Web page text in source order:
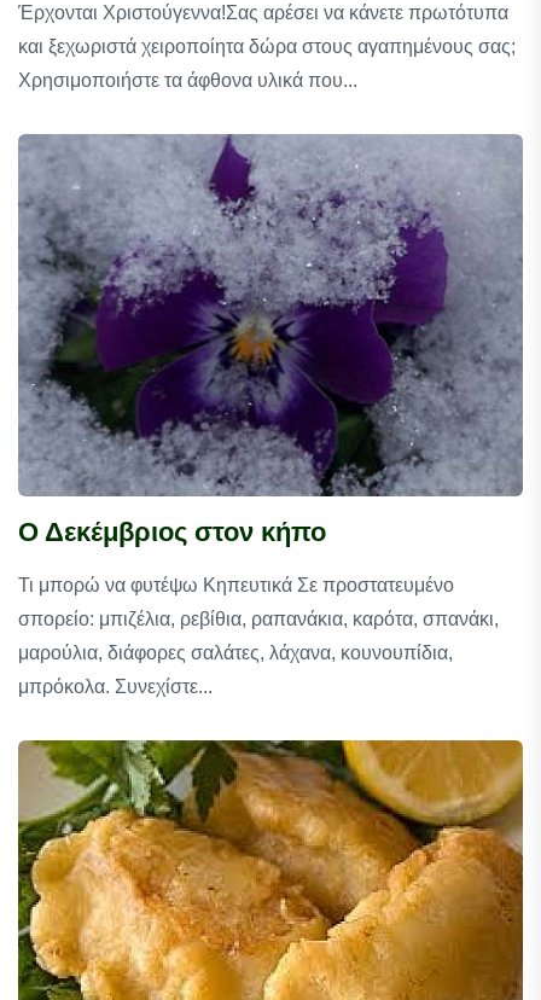
Έρχονται Χριστούγεννα!Σας αρέσει να κάνετε πρωτότυπα
και ξεχωριστά χειροποίητα δώρα στους αγαπημένους σας;
Χρησιμοποιήστε τα άφθονα υλικά που...
Ο Δεκέμβριος στον κήπο
Τι μπορώ να φυτέψω Κηπευτικά Σε προστατευμένο
σπορείο: μπιζέλια, ρεβίθια, ραπανάκια, καρότα, σπανάκι,
μαρούλια, διάφορες σαλάτες, λάχανα, κουνουπίδια,
μπρόκολα. Συνεχίστε...